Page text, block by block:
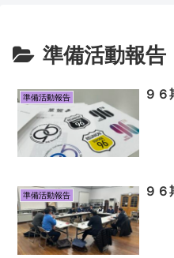
準備活動報告
準備活動報告 ９
準備活動報告 ９